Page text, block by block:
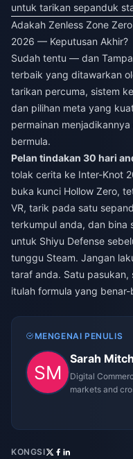
untuk tarikan sepanduk
Adakah Zenless Zone
2026 — Keputusan Akhir?
Sudah tentu — dan
terbaik yang ditawarkan
tarikan percuma, sistem
dan pilihan meta yang
permainan
bermula.
Pelan tindakan 30 hari
tolak cerita ke Inter-Knot
buka kunci Hollow Zero,
VR, tarik pada satu
terkumpul anda, dan bina
untuk Shiyu Defense
tunggu Steam. Jangan
taraf anda. Satu
itulah formula yang
MENGENAI PENULIS
Sarah
Digital
markets and
KONGSI